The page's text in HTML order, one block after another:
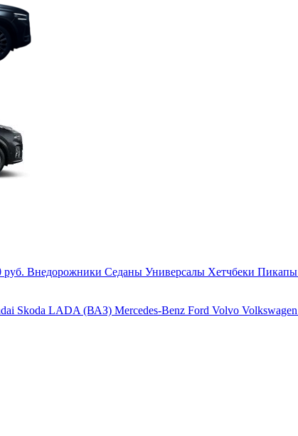
руб. Внедорожники Седаны Универсалы Хетчбеки Пикапы
Skoda LADA (ВАЗ) Mercedes-Benz Ford Volvo Volkswagen